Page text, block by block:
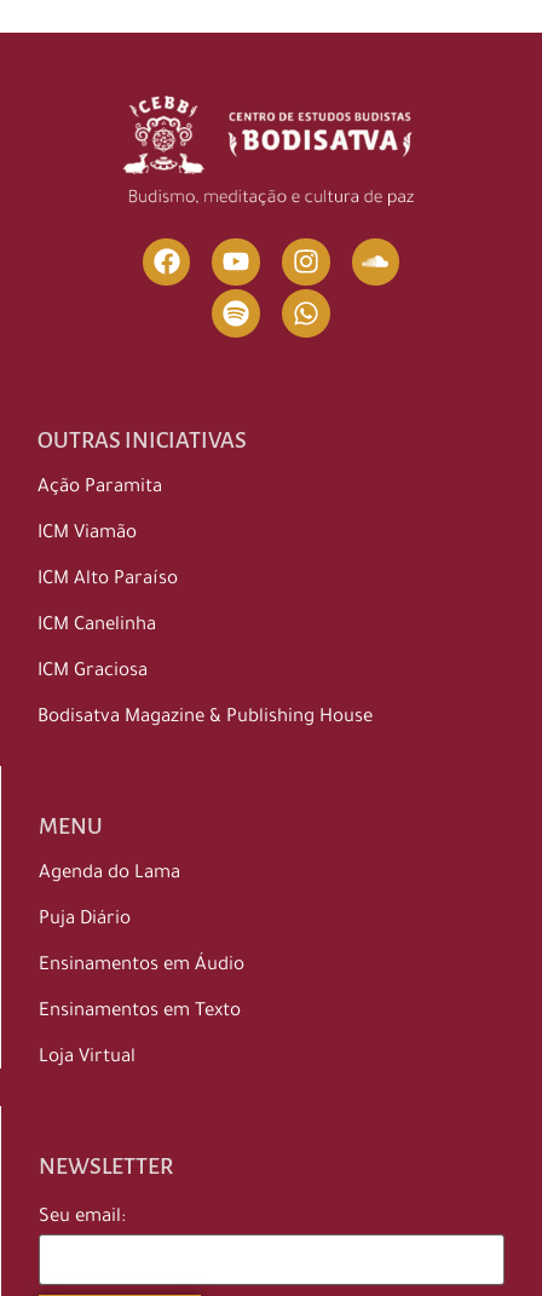
OUTRAS INICIATIVAS
Ação Paramita
ICM Viamão
ICM Alto Paraíso
ICM Canelinha
ICM Graciosa
Bodisatva Magazine & Publishing House
MENU
Agenda do Lama
Puja Diário
Ensinamentos em Áudio
Ensinamentos em Texto
Loja Virtual
NEWSLETTER
Seu email: